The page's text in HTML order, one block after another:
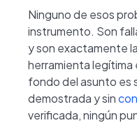
Ninguno de esos
instrumento. Son
y son exactamente
herramienta legítima
fondo del asunto es
demostrada y sin
verificada, ningún